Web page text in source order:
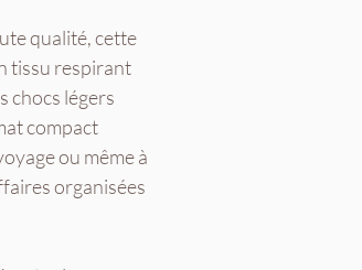
qualité, cette
tissu respirant
chocs légers
compact
ou même à
organisées